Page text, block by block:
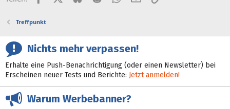
Treffpunkt
Nichts mehr verpassen!
Erhalte eine Push-Benachrichtigung (oder einen Newsletter) bei
Erscheinen neuer Tests und Berichte: Jetzt anmelden!
Warum Werbebanner?